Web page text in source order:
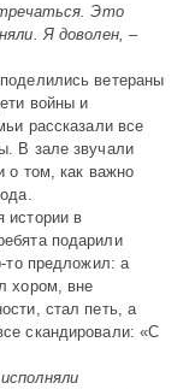
Это
Я доволен, –
ветераны
войны и
рассказали все
В зале звучали
о том, как важно
истории в
подарили
то предложил: а
хором, вне
стал петь, а
скандировали: «С